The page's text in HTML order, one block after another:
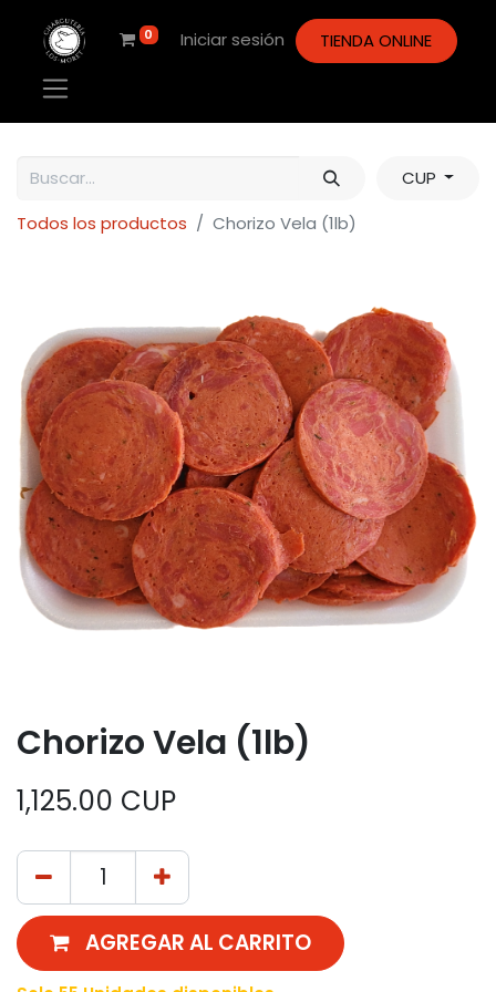
0 Iniciar sesión TIENDA ONLINE
CUP
Todos los productos
Chorizo Vela (1lb)
Chorizo Vela (1lb)
1,125.00 CUP
AGREGAR AL CARRITO